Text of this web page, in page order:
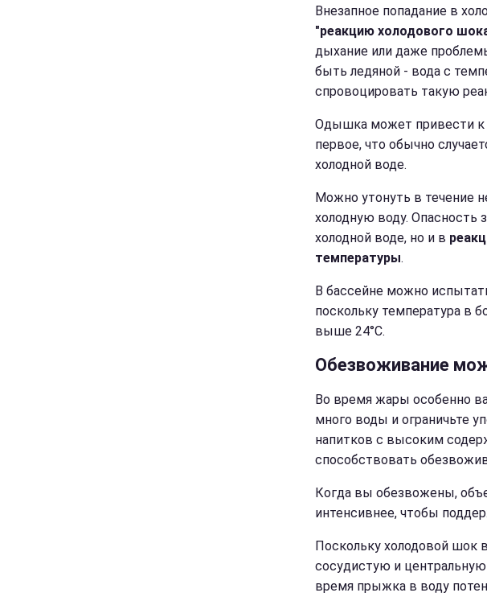
Внезапное попадание в
"реакцию холодового
дыхание или даже
быть ледяной - вода с
спровоцировать такую
Одышка может привести к
первое, что обычно
холодной воде.
Можно утонуть в течение
холодную воду. Опасность
холодной воде, но и в
температуры.
В бассейне можно
поскольку температура в
выше 24°C.
Обезвоживание
Во время жары особенно
много воды и ограничьте
напитков с высоким
способствовать
Когда вы обезвожены,
интенсивнее, чтобы
Поскольку холодовой шок
сосудистую и
время прыжка в воду